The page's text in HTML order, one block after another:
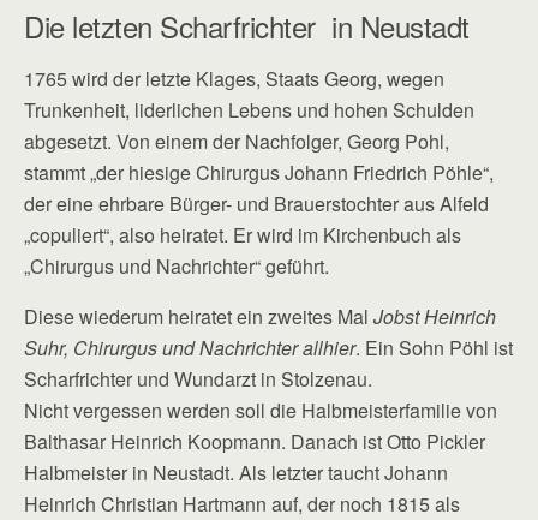
Die letzten Scharfrichter in Neustadt
1765 wird der letzte Klages, Staats Georg, wegen
Trunkenheit, liderlichen Lebens und hohen Schulden
abgesetzt. Von einem der Nachfolger, Georg Pohl,
stammt „der hiesige Chirurgus Johann Friedrich Pöhle“,
der eine ehrbare Bürger- und Brauerstochter aus Alfeld
„copuliert“, also heiratet. Er wird im Kirchenbuch als
„Chirurgus und Nachrichter“ geführt.
Diese wiederum heiratet ein zweites Mal Jobst Heinrich
Suhr, Chirurgus und Nachrichter allhier. Ein Sohn Pöhl ist
Scharfrichter und Wundarzt in Stolzenau.
Nicht vergessen werden soll die Halbmeisterfamilie von
Balthasar Heinrich Koopmann. Danach ist Otto Pickler
Halbmeister in Neustadt. Als letzter taucht Johann
Heinrich Christian Hartmann auf, der noch 1815 als